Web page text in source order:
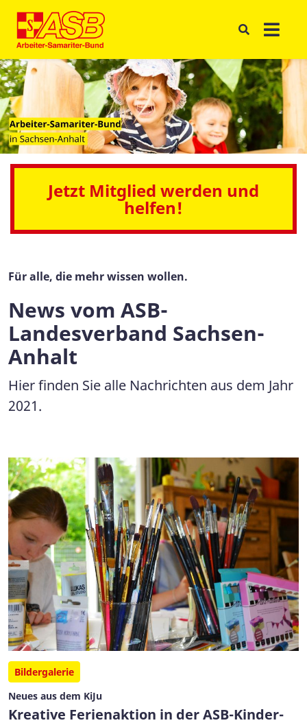
Jetzt Mitglied werden und
helfen!
Für alle, die mehr wissen wollen.
News vom ASB-
Landesverband Sachsen-
Anhalt
Hier finden Sie alle Nachrichten aus dem Jahr
2021.
Bildergalerie
Neues aus dem KiJu
Kreative Ferienaktion in der ASB-Kinder-